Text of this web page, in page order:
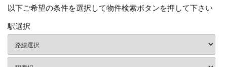
以下ご希望の条件を選択して物件検索ボタンを押して下さい
駅選択